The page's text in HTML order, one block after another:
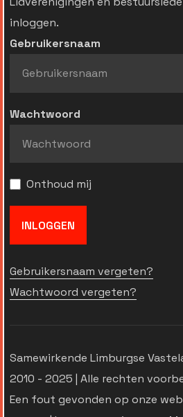
inloggen.
Gebruikersnaam
Wachtwoord
Onthoud mij
INLOGGEN
Gebruikersnaam vergeten?
Wachtwoord vergeten?
Samewirkende Limburgse
2010 - 2025 | Alle rechten
Een fout gevonden op onze